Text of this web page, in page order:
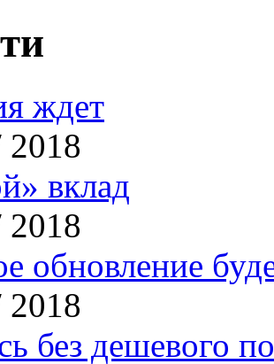
ждет
2018
вклад
2018
обновление
2018
без дешевого